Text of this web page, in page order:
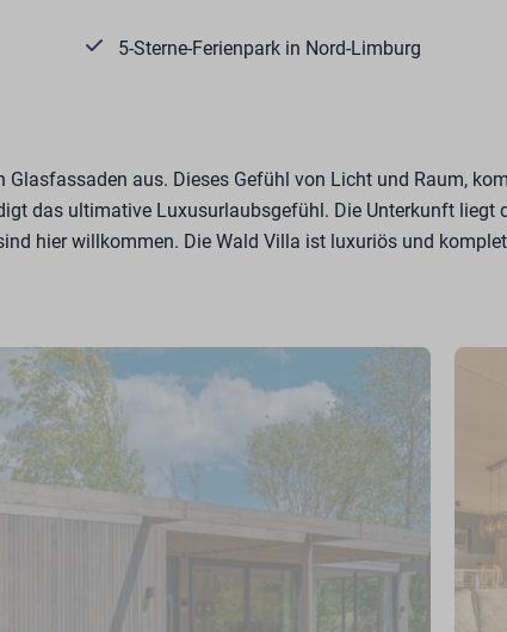
5-Sterne-Ferienpark in Nord-Limburg
aus. Dieses Gefühl von Licht und Raum,
das ultimative Luxusurlaubsgefühl. Die Unterkunft liegt
hier willkommen. Die Wald Villa ist luxuriös und